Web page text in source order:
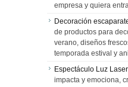
empresa y quiera
Decoración
de productos para
verano, diseños
temporada estival y
Espectáculo Luz
impacta y emociona,